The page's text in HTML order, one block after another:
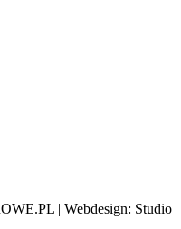
| Webdesign: Studio